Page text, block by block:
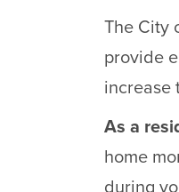
The City
provide
increase
As a
home
during